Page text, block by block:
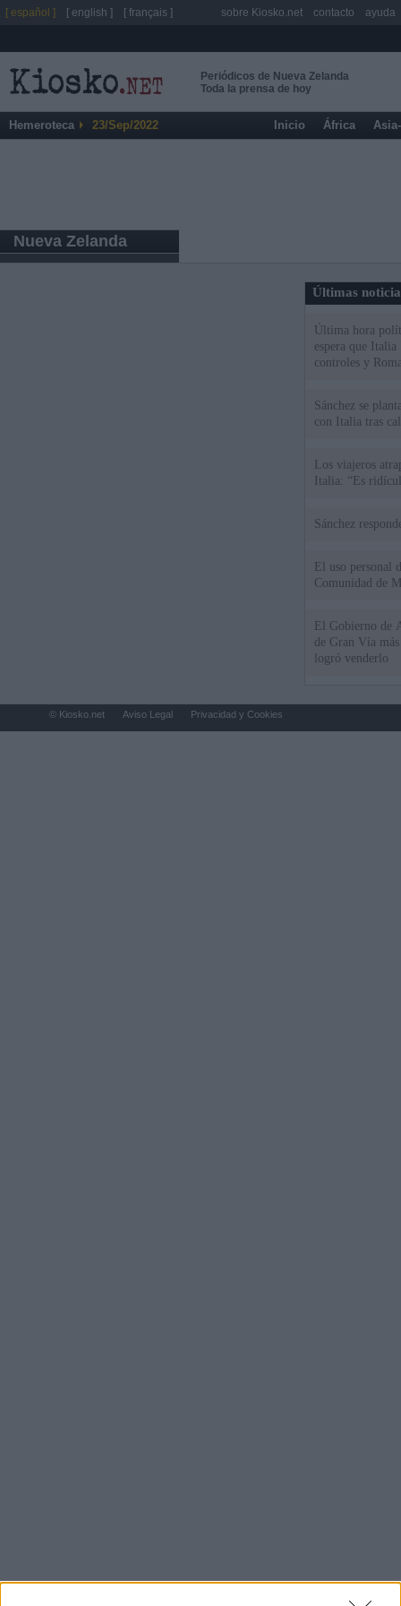
Periódicos de Nueva Zelanda
Toda la prensa de hoy
Hemeroteca 23/Sep/2022 Inicio África
Nueva Zelanda
Últimas
Última hora
espera que
controles y
Sánchez se
con Italia tras
Los viajeros
Italia: “Es
Sánchez
El uso personal
Comunidad de
El Gobierno de
de Gran Vía
logró venderlo
[ español ] [ english ] [ français ] sobre Kiosko.net contacto ayuda
© Kiosko.net Aviso Legal Privacidad y Cookies